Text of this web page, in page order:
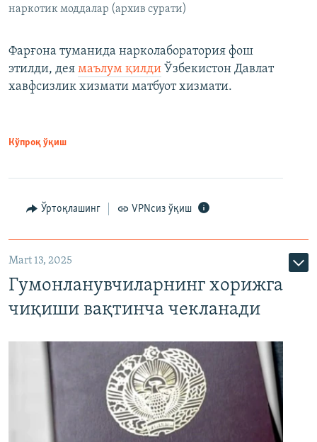
наркотик моддалар (архив сурати)
Фарғона туманида нарколаборатория фош
этилди, дея маълум қилди Ўзбекистон Давлат
хавфсизлик хизмати матбуот хизмати.
Кўпроқ ўқиш
Ўртоқлашинг VPNсиз ўқиш
Mart 13, 2025
Гумонланувчиларнинг хорижга
чиқиши вақтинча чекланади